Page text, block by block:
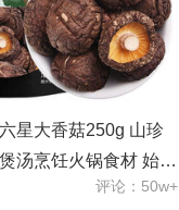
星大香菇250g 山珍
汤烹饪火锅食材 始于
评论：50w+